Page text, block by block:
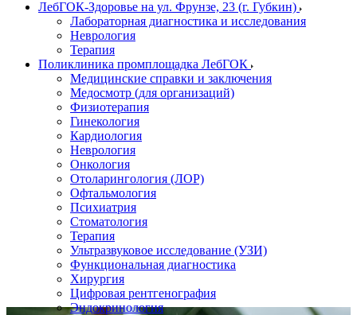
ЛебГОК-Здоровье на ул. Фрунзе, 23 (г. Губкин)
Лабораторная диагностика и исследования
Неврология
Терапия
Поликлиника промплощадка ЛебГОК
Медицинские справки и заключения
Медосмотр (для организаций)
Физиотерапия
Гинекология
Кардиология
Неврология
Онкология
Отоларингология (ЛОР)
Офтальмология
Психиатрия
Стоматология
Терапия
Ультразвуковое исследование (УЗИ)
Функциональная диагностика
Хирургия
Цифровая рентгенография
Эндокринология